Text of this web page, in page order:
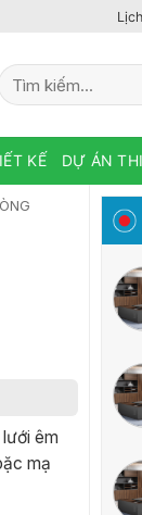
Tìm
kiếm:
KẾ DỰ ÁN
êm
mạ